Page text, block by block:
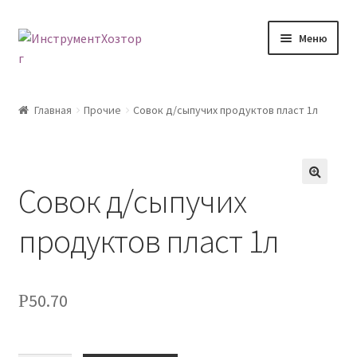
Перейти
Перейти
Меню
Каталог
Контакты
Корзина
Главная Прочие Совок д/сыпучих продуктов пласт 1л
Совок д/сыпучих
продуктов пласт 1л
Р50.70